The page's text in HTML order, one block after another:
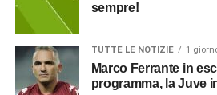
sempre!
TUTTE LE NOTIZIE 1
Marco Ferrante in
programma, la Juve